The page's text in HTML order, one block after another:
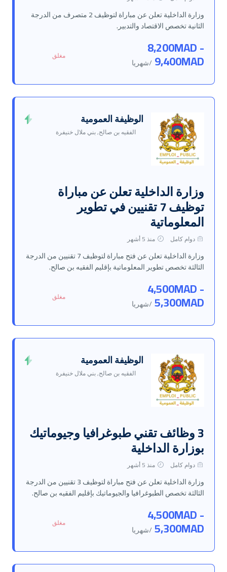
وزارة الداخلية تعلن عن مباراة لتوظيف 2 متصرف من الدرجة
الثانية تخصص الاقتصاد والتدبير.
8,200MAD -
9,400MAD /شهريا
مغلق
الوظيفة العمومية
الفقيه بن صالح, بني ملال خنيفرة
وزارة الداخلية تعلن عن مباراة
توظيف 7 تقنيين في تطوير
المعلوماتية
دوام كامل منذ 5 أشهر
وزارة الداخلية تعلن عن فتح مباراة لتوظيف 7 تقنيين من الدرجة
الثالثة تخصص تطوير المعلوماتية بإقليم الفقيه بن صالح.
4,500MAD -
5,300MAD /شهريا
مغلق
الوظيفة العمومية
الفقيه بن صالح, بني ملال خنيفرة
3 وظائف تقني طبوغرافيا وجيوماتيك
بوزارة الداخلية
دوام كامل منذ 5 أشهر
وزارة الداخلية تعلن عن فتح مباراة لتوظيف 3 تقنيين من الدرجة
الثالثة تخصص الطبوغرافيا والجيوماتيك بإقليم الفقيه بن صالح.
4,500MAD -
5,300MAD /شهريا
مغلق